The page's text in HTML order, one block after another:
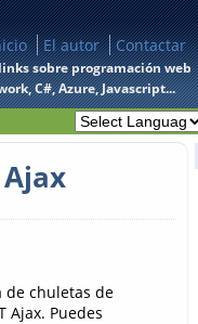
El autor Contactar
sobre programación web
C#, Azure, Javascript...
de chuletas de
Ajax. Puedes